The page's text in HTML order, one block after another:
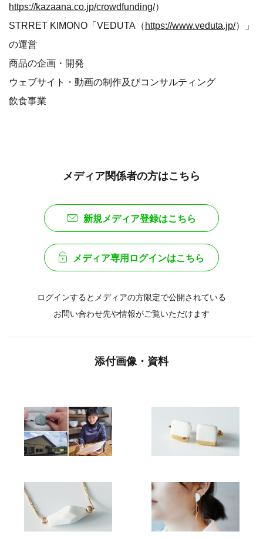
https://kazaana.co.jp/crowdfunding/）
STRRET KIMONO「VEDUTA（https://www.veduta.jp/）」
の運営
商品の企画・開発
ウェブサイト・動画の制作及びコンサルティング
飲食事業
メディア関係者の方はこちら
新規メディア登録はこちら
メディア専用ログインはこちら
ログインするとメディアの方限定で公開されている
お問い合わせ先や情報がご覧いただけます
添付画像・資料